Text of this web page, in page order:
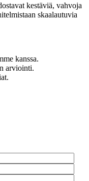
kestäviä, vahvoja
skaalautuvia
kanssa.
arviointi.